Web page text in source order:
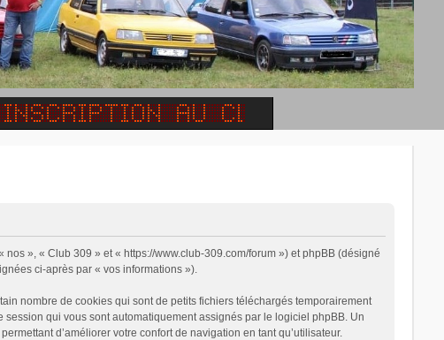
», « Club 309 » et « https://www.club-309.com/forum ») et phpBB (désigné
ci-après par « vos informations »).
nombre de cookies qui sont de petits fichiers téléchargés temporairement
qui vous sont automatiquement assignés par le logiciel phpBB. Un
d’améliorer votre confort de navigation en tant qu’utilisateur.